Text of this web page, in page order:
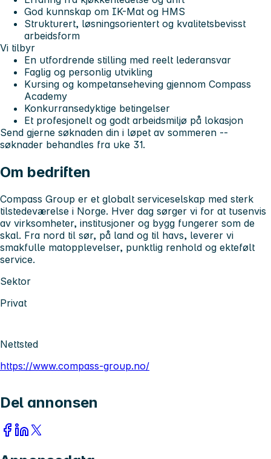
God kunnskap om IK-Mat og HMS
Strukturert, løsningsorientert og kvalitetsbevisst
arbeidsform
Vi tilbyr
En utfordrende stilling med reelt lederansvar
Faglig og personlig utvikling
Kursing og kompetanseheving gjennom Compass
Academy
Konkurransedyktige betingelser
Et profesjonelt og godt arbeidsmiljø på lokasjon
Send gjerne søknaden din i løpet av sommeren --
søknader behandles fra uke 31.
Om bedriften
Compass Group er et globalt serviceselskap med sterk
tilstedeværelse i Norge. Hver dag sørger vi for at tusenvis
av virksomheter, institusjoner og bygg fungerer som de
skal. Fra nord til sør, på land og til havs, leverer vi
smakfulle matopplevelser, punktlig renhold og ektefølt
service.
Sektor
Privat
Nettsted
https://www.compass-group.no/
Del annonsen